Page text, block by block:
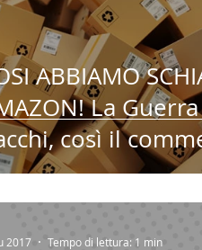
ABBIAMO
La
così il
all'effet
2017 Tempo di lettura: 1 min